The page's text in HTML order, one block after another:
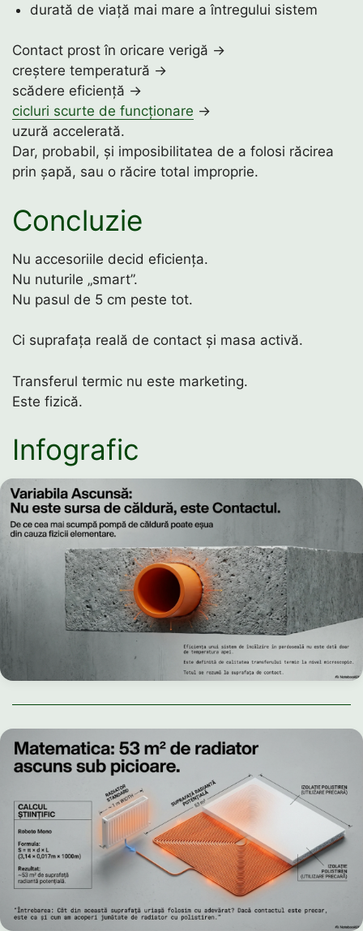
durată de viață mai mare a întregului sistem
Contact prost în oricare verigă →
creștere temperatură →
scădere eficiență →
cicluri scurte de funcționare →
uzură accelerată.
Dar, probabil, și imposibilitatea de a folosi răcirea
prin șapă, sau o răcire total improprie.
Concluzie
Nu accesoriile decid eficiența.
Nu nuturile „smart”.
Nu pasul de 5 cm peste tot.
Ci suprafața reală de contact și masa activă.
Transferul termic nu este marketing.
Este fizică.
Infografic